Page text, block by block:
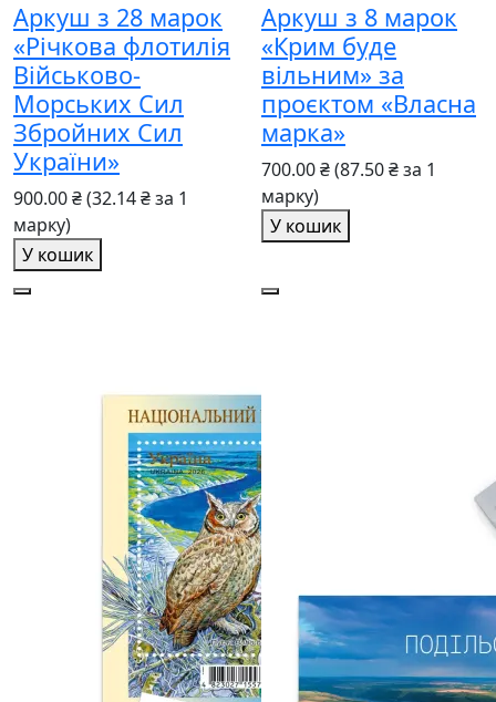
Аркуш з 28 марок
«Річкова флотилія
Військово-
Морських Сил
Збройних Сил
України»
900.00 ₴(32.14 ₴ за 1
марку)
У кошик
Аркуш з 8 марок
«Крим буде
вільним» за
проєктом «Власна
марка»
700.00 ₴(87.50 ₴ за 1
марку)
У кошик